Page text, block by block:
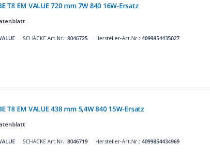
T8 EM VALUE 720 mm 7W 840 16W-Ersatz
SCHÄCKE Art.Nr.: 8046725 Hersteller-Art.Nr.: 4099854435027
T8 EM VALUE 438 mm 5,4W 840 15W-Ersatz
SCHÄCKE Art.Nr.: 8046719 Hersteller-Art.Nr.: 4099854434969